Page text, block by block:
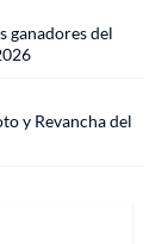
ganadores del
y Revancha del